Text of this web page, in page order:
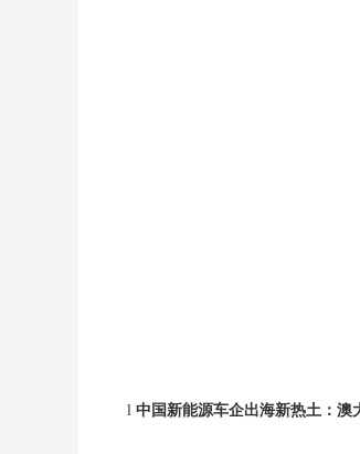
l 中国新能源车企出海新热土：澳